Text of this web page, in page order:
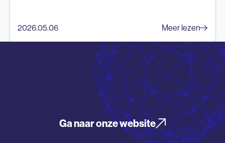
2026.05.06 Meer lezen
Ga naar onze website